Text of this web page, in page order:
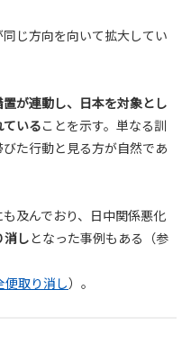
じ方向を向いて拡大してい
が連動し、日本を対象とし
いることを示す。単なる訓
た行動と見る方が自然であ
及んでおり、日中関係悪化
消しとなった事例もある（参
便取り消し）。